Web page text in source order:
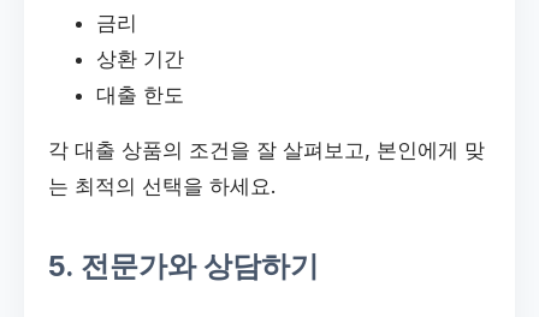
금리
상환 기간
대출 한도
각 대출 상품의 조건을 잘 살펴보고, 본인에게 맞
는 최적의 선택을 하세요.
5. 전문가와 상담하기